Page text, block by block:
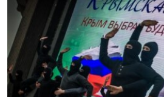
SÜRET
BLOGLAR
FİKİR
Русский